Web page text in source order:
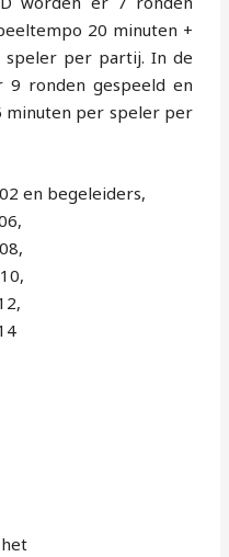
20 minuten +
speler per partij. In de
9 ronden gespeeld en
minuten per speler per
en begeleiders,